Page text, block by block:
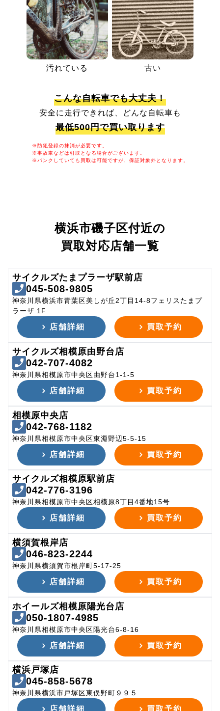
汚れている 古い
こんな自転車でも大丈夫！
安全に走行できれば、どんな自転車も
最低500円で買い取ります
※防犯登録の抹消が必要です。
※事故車などは引取となる場合がございます。
※パンクしていても買取は可能ですが、保証対象外となります。
横浜市磯子区付近の
買取対応店舗一覧
サイクルズたまプラーザ駅前店
045-508-9805
神奈川県横浜市青葉区美しが丘2丁目14-8フェリスたまプ
ラーザ 1F
店舗詳細 買取予約
サイクルズ相模原由野台店
042-707-4082
神奈川県相模原市中央区由野台1-1-5
店舗詳細 買取予約
相模原中央店
042-768-1182
神奈川県相模原市中央区東淵野辺5-5-15
店舗詳細 買取予約
サイクルズ相模原駅前店
042-776-3196
神奈川県相模原市中央区相模原8丁目4番地15号
店舗詳細 買取予約
横須賀根岸店
046-823-2244
神奈川県横須賀市根岸町5-17-25
店舗詳細 買取予約
ホイールズ相模原陽光台店
050-1807-4985
神奈川県相模原市中央区陽光台6-8-16
店舗詳細 買取予約
横浜戸塚店
045-858-5678
神奈川県横浜市戸塚区東俣野町９９５
店舗詳細 買取予約